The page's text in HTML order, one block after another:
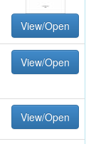
View/Open
View/Open
View/Open